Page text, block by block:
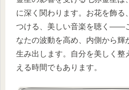
に深く関わります。お花を飾る
つける、美しい音楽を聴く――
なたの波動を高め、内側から輝
生み出します。自分を美しく整
える時間でもあります。